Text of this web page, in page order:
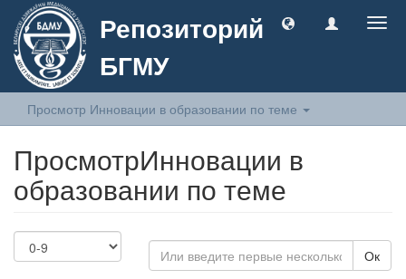
Репозиторий
БГМУ
Просмотр Инновации в образовании по теме
ПросмотрИнновации в
образовании по теме
Ок